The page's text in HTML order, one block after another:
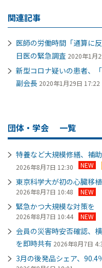
関連記事
医師の労働時間「通算
日医の緊急調査 2020年1月
新型コロナ疑いの患者
副会長 2020年1月29日 17:22
団体・学会 一覧
特養など大規模修繕、
2026年8月7日 12:30 NEW
東京科学大が初の心臓
2026年8月7日 10:48 NEW
緊急かつ大規模な対策
2026年8月7日 10:44 NEW
会員の災害時安否確認
を即時共有 2026年8月7日
3月の後発品シェア、